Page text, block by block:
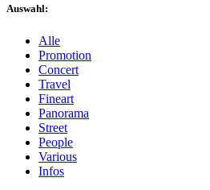
Auswahl:
Alle
Promotion
Concert
Travel
Fineart
Panorama
Street
People
Various
Infos